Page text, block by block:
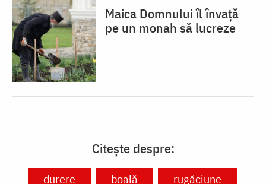
Maica Domnului îl învață
pe un monah să lucreze
Citește despre:
durere boală
rugăciune